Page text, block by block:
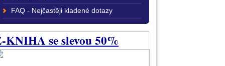
FAQ - Nejčastěji kladené dotazy
KNIHA se slevou 50%